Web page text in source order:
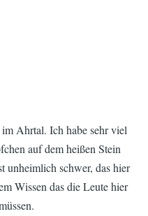
Ahrtal. Ich habe sehr viel
auf dem heißen Stein
unheimlich schwer, das hier
Wissen das die Leute hier